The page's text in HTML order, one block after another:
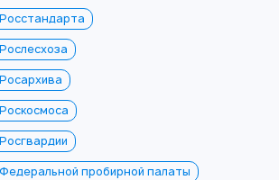
пробирной палаты